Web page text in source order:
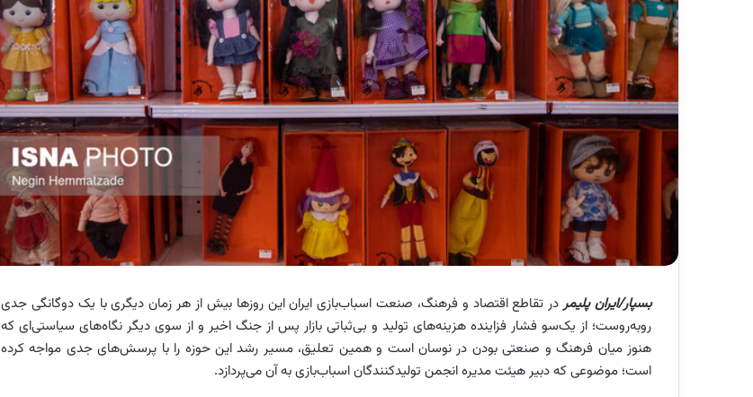
بسپار/ایران پلیمردر تقاطع اقتصاد و فرهنگ، صنعت اسباب‌بازی ایران این روزها بیش از هر زمان دیگری با یک دوگانگی جدی
روبه‌روست؛ از یک‌سو فشار فزاینده هزینه‌های تولید و بی‌ثباتی بازار پس از جنگ اخیر و از سوی دیگر نگاه‌های سیاستی‌ای که
هنوز میان فرهنگ و صنعتی بودن در نوسان است و همین تعلیق، مسیر رشد این حوزه را با پرسش‌های جدی مواجه کرده
است؛ موضوعی که دبیر هیئت مدیره انجمن تولیدکنندگان اسباب‌بازی به آن می‌پردازد.